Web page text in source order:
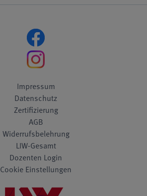
Impressum
Datenschutz
Zertifizierung
AGB
Widerrufsbelehrung
LIW-Gesamt
Dozenten Login
Cookie Einstellungen